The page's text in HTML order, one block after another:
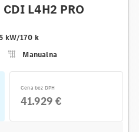
L4H2 PRO
kW/170 k
Manualna
Cena bez DPH
41.929 €